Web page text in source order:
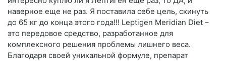
наверное еще не раз. Я поставила себе цель, скинуть
до 65 кг до конца этого года!!! Leptigen Meridian Diet –
это передовое средство, разработанное для
комплексного решения проблемы лишнего веса.
Благодаря своей уникальной формуле, препарат